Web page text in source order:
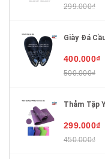
299.000₫
Giày Đá
400.000₫
500.000₫
Thảm Tập
299.000₫
450.000₫